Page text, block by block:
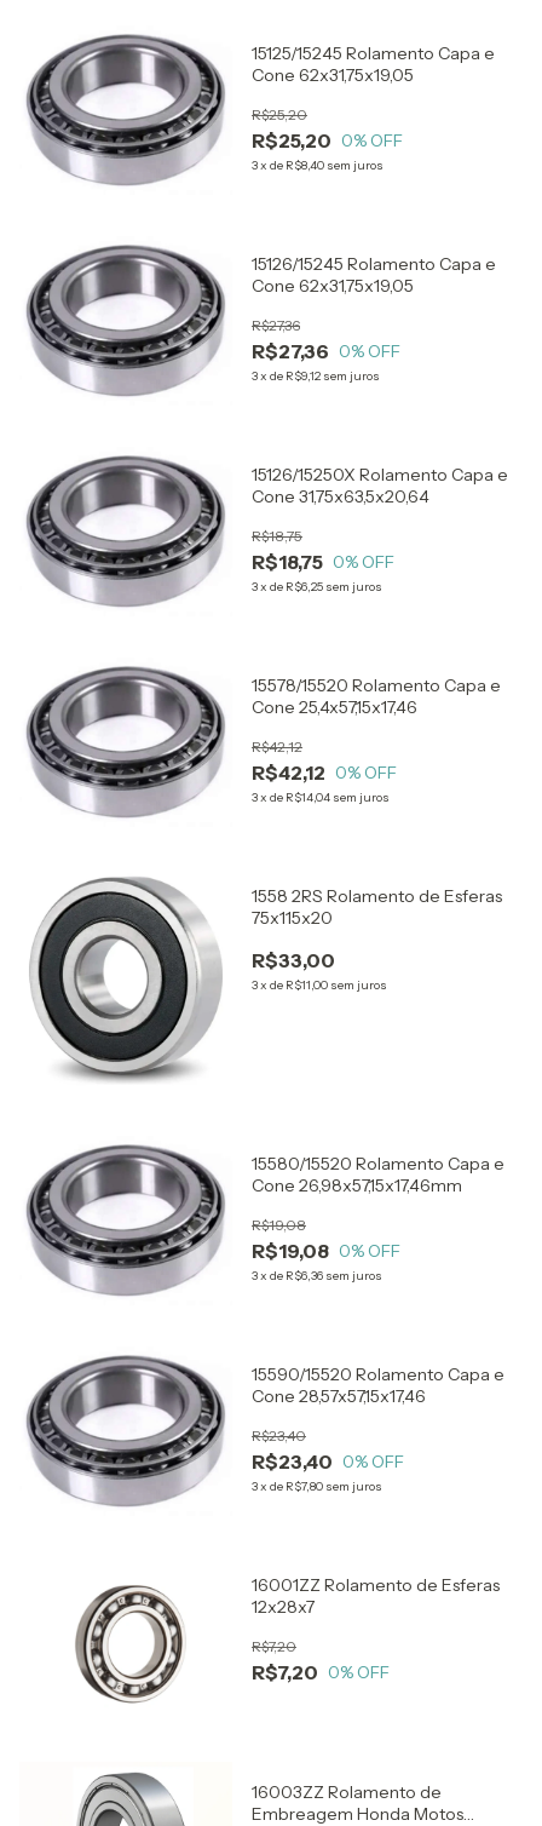
15125/15245 Rolamento Capa e
Cone 62x31,75x19,05
R$25,20
R$25,20
0% OFF
3x de R$8,40 sem juros
15126/15245 Rolamento Capa e
Cone 62x31,75x19,05
R$27,36
R$27,36
0% OFF
3x de R$9,12 sem juros
15126/15250X Rolamento Capa e
Cone 31,75x63,5x20,64
R$18,75
R$18,75
0% OFF
3x de R$6,25 sem juros
15578/15520 Rolamento Capa e
Cone 25,4x57,15x17,46
R$42,12
R$42,12
0% OFF
3x de R$14,04 sem juros
1558 2RS Rolamento de Esferas
75x115x20
R$33,00
3x de R$11,00 sem juros
15580/15520 Rolamento Capa e
Cone 26,98x57,15x17,46mm
R$19,08
R$19,08
0% OFF
3x de R$6,36 sem juros
15590/15520 Rolamento Capa e
Cone 28,57x57,15x17,46
R$23,40
R$23,40
0% OFF
3x de R$7,80 sem juros
16001ZZ Rolamento de Esferas
12x28x7
R$7,20
R$7,20
0% OFF
16003ZZ Rolamento de
Embreagem Honda Motos